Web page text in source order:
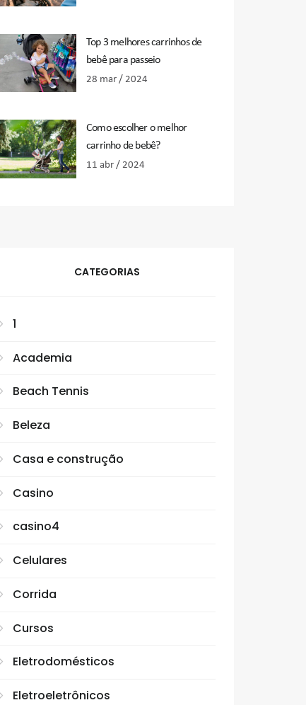
Top 3 melhores carrinhos de
bebê para passeio
28 mar / 2024
Como escolher o melhor
carrinho de bebê?
11 abr / 2024
CATEGORIAS
1
Academia
Beach Tennis
Beleza
Casa e construção
Casino
casino4
Celulares
Corrida
Cursos
Eletrodomésticos
Eletroeletrônicos